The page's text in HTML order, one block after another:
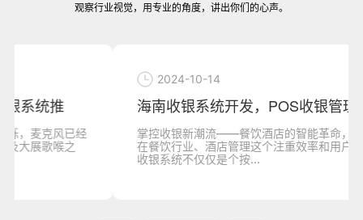
观察行业视觉，用专业的角度，讲出你们的心声。
海南收银系统开发，POS收银管理系统定制
掌控收银新潮流——餐饮酒店的智能革命，你不容错过！
在餐饮行业、酒店管理这个注重效率和用户体验的领域，
收银系统不仅仅是个按...